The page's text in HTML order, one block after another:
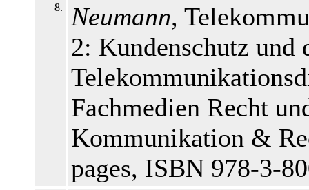
8. Neumann,
2: Kundenschutz und
Fachmedien Recht
Kommunikation &
pages, ISBN 978-3-